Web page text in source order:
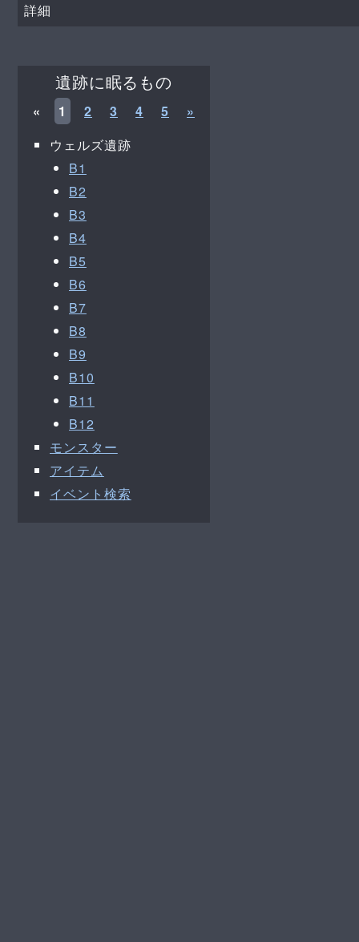
詳細
遺跡に眠るもの
« 1 2 3 4 5
»
ウェルズ遺跡
B1
B2
B3
B4
B5
B6
B7
B8
B9
B10
B11
B12
モンスター
アイテム
イベント検索